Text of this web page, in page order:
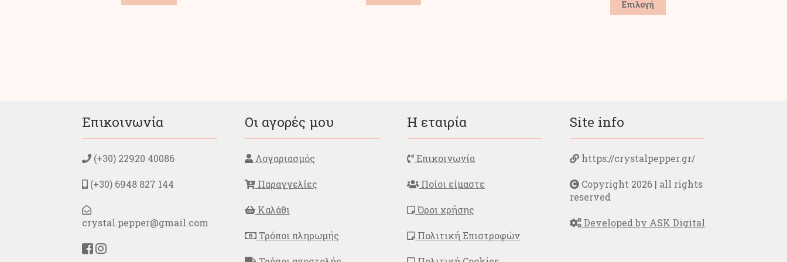
του
στη
σελίδα
του
προϊόντος
Επιλογή
σελίδα
προϊόντος
Επικοινωνία
(+30) 22920 40086
(+30) 6948 827 144
crystal.pepper@gmail.com
Οι αγορές μου
Λογαριασμός
Παραγγελίες
Καλάθι
Τρόποι πληρωμής
Η εταιρία
Επικοινωνία
Ποίοι είμαστε
Όροι χρήσης
Πολιτική Επιστροφών
Site info
https://crystalpepper.gr/
Copyright 2026 | all rights
reserved
Developed by ASK Digital